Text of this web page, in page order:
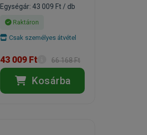
Egységár: 43 009 Ft / db
Raktáron
Csak személyes átvétel
43 009 Ft 66 168 Ft
Kosárba